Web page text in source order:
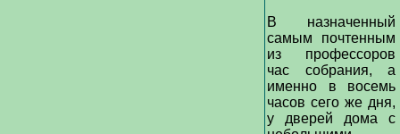
В назначенный
самым почтенным
из профессоров
час собрания, а
именно в восемь
часов сего же дня,
у дверей дома с